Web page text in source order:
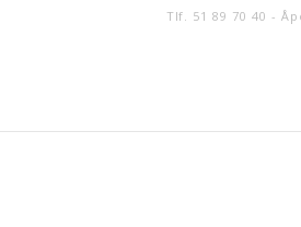
Tlf. 51 89 70 40 -